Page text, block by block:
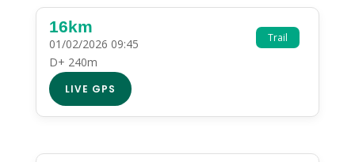
Trail
16km
01/02/2026 09:45
D+ 240m
LIVE GPS